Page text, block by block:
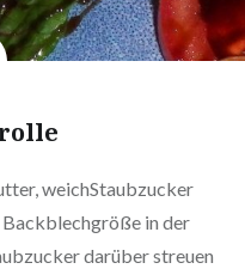
weichStaubzucker
in der
darüber streuen